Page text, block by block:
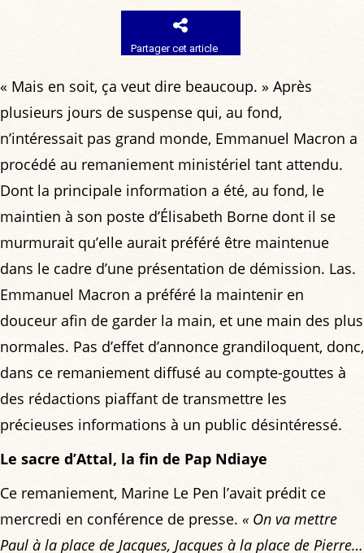
Partager cet article
« Mais en soit, ça veut dire beaucoup. » Après
plusieurs jours de suspense qui, au fond,
n’intéressait pas grand monde, Emmanuel Macron a
procédé au remaniement ministériel tant attendu.
Dont la principale information a été, au fond, le
maintien à son poste d’Élisabeth Borne dont il se
murmurait qu’elle aurait préféré être maintenue
dans le cadre d’une présentation de démission. Las.
Emmanuel Macron a préféré la maintenir en
douceur afin de garder la main, et une main des plus
normales. Pas d’effet d’annonce grandiloquent, donc,
dans ce remaniement diffusé au compte-gouttes à
des rédactions piaffant de transmettre les
précieuses informations à un public désintéressé.
Le sacre d’Attal, la fin de Pap Ndiaye
Ce remaniement, Marine Le Pen l’avait prédit ce
mercredi en conférence de presse. « On va mettre
Paul à la place de Jacques, Jacques à la place de Pierre…